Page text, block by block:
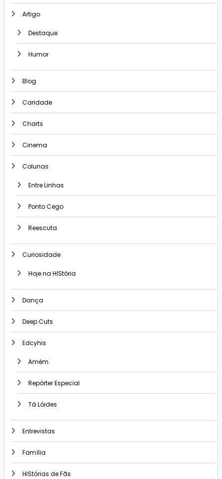
Artigo
Destaque
Humor
Blog
Caridade
Charts
Cinema
Colunas
Entre Linhas
Ponto Cego
Reescuta
Curiosidade
Hoje na HIStória
Dança
Deep Cuts
Edcyhis
Amém
Repórter Especial
Tá Lóides
Entrevistas
Família
HIStórias de Fãs